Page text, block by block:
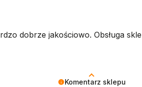
Komentarz sklepu
dobrze jakościowo. Obsługa